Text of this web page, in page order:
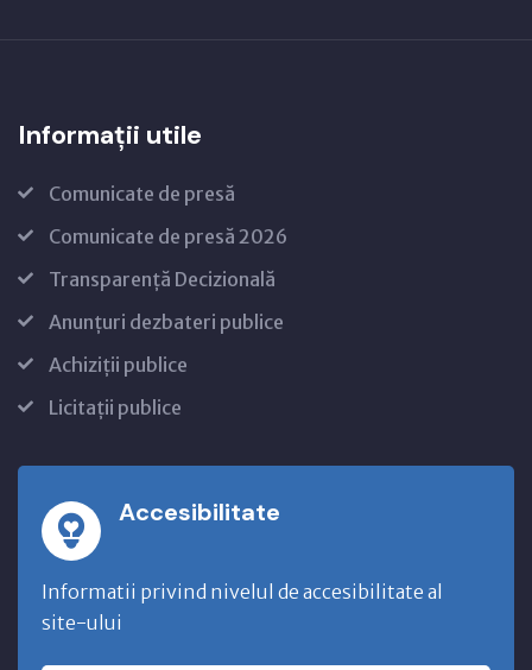
Informații utile
Comunicate de presă
Comunicate de presă 2026
Transparență Decizională
Anunțuri dezbateri publice
Achiziții publice
Licitații publice
Accesibilitate
Informatii privind nivelul de accesibilitate al
site-ului